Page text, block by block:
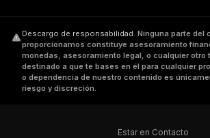
Descargo de responsabilidad. Ninguna parte del
proporcionamos constituye asesoramiento
monedas, asesoramiento legal, o cualquier otro
destinado a que te bases en él para cualquier
o dependencia de nuestro contenido es
riesgo y discreción.
Estar en Contacto